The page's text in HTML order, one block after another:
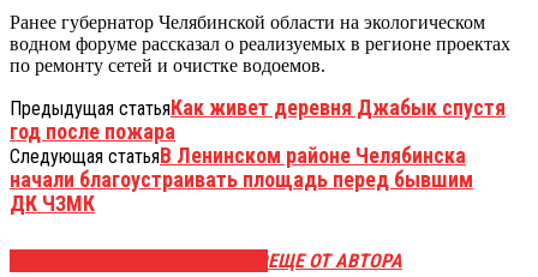
Ранее губернатор Челябинской области на экологическом
водном форуме рассказал о реализуемых в регионе проектах
по ремонту сетей и очистке водоемов.
Предыдущая статьяКак живет деревня Джабык спустя
год после пожара
Следующая статьяВ Ленинском районе Челябинска
начали благоустраивать площадь перед бывшим
ДК ЧЗМК
ЕЩЕ ОТ АВТОРА